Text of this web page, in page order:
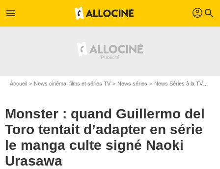
menu profil search
Accueil News cinéma, films et séries TV News séries News Séries à la TV
Monster : quand Guillermo del
Toro tentait d’adapter en série
le manga culte signé Naoki
Urasawa